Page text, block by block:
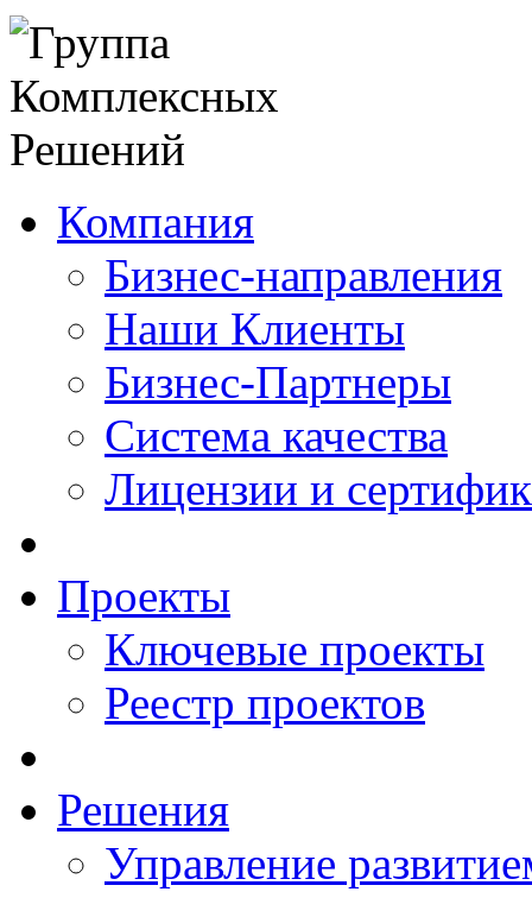
Компания
Бизнес-направления
Наши Клиенты
Бизнес-Партнеры
Система качества
Лицензии и
Проекты
Ключевые проекты
Реестр проектов
Решения
Управление